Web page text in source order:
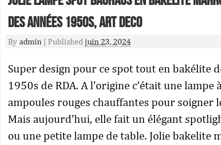
des années 1950s, art deco
By admin | Published juin 23, 2024
Super design pour ce spot tout en bakélite
1950s de RDA. A l’origine c’était une lampe
ampoules rouges chauffantes pour soigner
Mais aujourd’hui, elle fait un élégant
ou une petite lampe de table. Jolie bakelite